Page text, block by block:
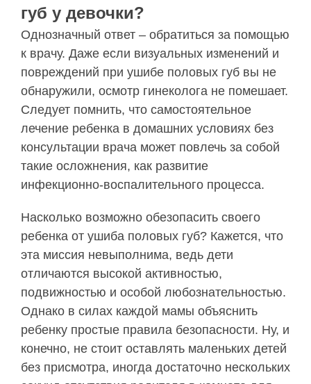
губ у девочки?
Однозначный ответ – обратиться за помощью
к врачу. Даже если визуальных изменений и
повреждений при ушибе половых губ вы не
обнаружили, осмотр гинеколога не помешает.
Следует помнить, что самостоятельное
лечение ребенка в домашних условиях без
консультации врача может повлечь за собой
такие осложнения, как развитие
инфекционно-воспалительного процесса.
Насколько возможно обезопасить своего
ребенка от ушиба половых губ? Кажется, что
эта миссия невыполнима, ведь дети
отличаются высокой активностью,
подвижностью и особой любознательностью.
Однако в силах каждой мамы объяснить
ребенку простые правила безопасности. Ну, и
конечно, не стоит оставлять маленьких детей
без присмотра, иногда достаточно нескольких